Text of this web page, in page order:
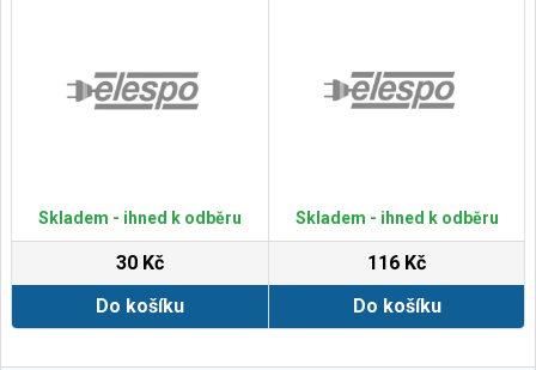
Skladem - ihned k odběru
30 Kč
Do košíku
Skladem - ihned k odběru
116 Kč
Do košíku